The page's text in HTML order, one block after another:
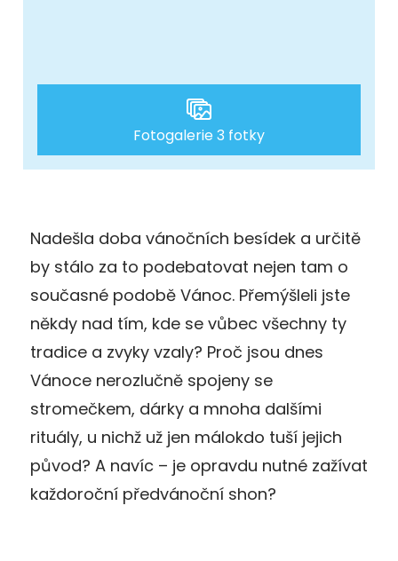
Fotogalerie 3 fotky
Nadešla doba vánočních besídek a určitě
by stálo za to podebatovat nejen tam o
současné podobě Vánoc. Přemýšleli jste
někdy nad tím, kde se vůbec všechny ty
tradice a zvyky vzaly? Proč jsou dnes
Vánoce nerozlučně spojeny se
stromečkem, dárky a mnoha dalšími
rituály, u nichž už jen málokdo tuší jejich
původ? A navíc – je opravdu nutné zažívat
každoroční předvánoční shon?